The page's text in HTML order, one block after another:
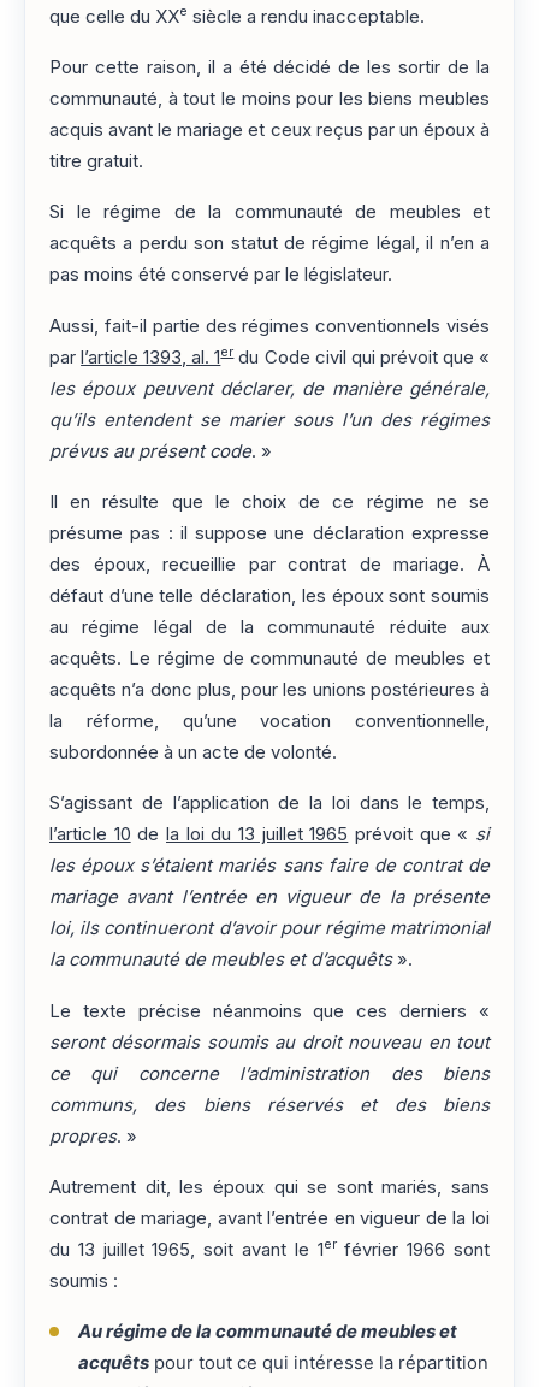
que celle du XXe siècle a rendu inacceptable.
Pour cette raison, il a été décidé de les sortir de la
communauté, à tout le moins pour les biens meubles
acquis avant le mariage et ceux reçus par un époux à
titre gratuit.
Si le régime de la communauté de meubles et
acquêts a perdu son statut de régime légal, il n’en a
pas moins été conservé par le législateur.
Aussi, fait-il partie des régimes conventionnels visés
parl’article 1393, al. 1erdu Code civil qui prévoit que «
les époux peuvent déclarer, de manière générale,
qu’ils entendent se marier sous l’un des régimes
prévus au présent code. »
Il en résulte que le choix de ce régime ne se
présume pas : il suppose une déclaration expresse
des époux, recueillie par contrat de mariage. À
défaut d’une telle déclaration, les époux sont soumis
au régime légal de la communauté réduite aux
acquêts. Le régime de communauté de meubles et
acquêts n’a donc plus, pour les unions postérieures à
la réforme, qu’une vocation conventionnelle,
subordonnée à un acte de volonté.
S’agissant de l’application de la loi dans le temps,
l’article 10 de la loi du 13 juillet 1965 prévoit que « si
les époux s’étaient mariés sans faire de contrat de
mariage avant l’entrée en vigueur de la présente
loi, ils continueront d’avoir pour régime matrimonial
la communauté de meubles et d’acquêts».
Le texte précise néanmoins que ces derniers «
seront désormais soumis au droit nouveau en tout
ce qui concerne l’administration des biens
communs, des biens réservés et des biens
propres. »
Autrement dit, les époux qui se sont mariés, sans
contrat de mariage, avant l’entrée en vigueur de la loi
du 13 juillet 1965, soit avant le 1erfévrier 1966 sont
soumis :
Au régime de la communauté de meubles et
acquêtspour tout ce qui intéresse la répartition